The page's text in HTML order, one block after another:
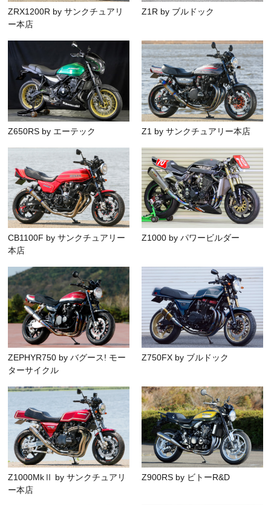
ZRX1200R by サンクチュアリ
ー本店
Z1R by ブルドック
Z650RS by エーテック Z1 by サンクチュアリー本店
CB1100F by サンクチュアリー
本店
Z1000 by パワービルダー
ZEPHYR750 by バグース! モー
ターサイクル
Z750FX by ブルドック
Z1000MkⅡ by サンクチュアリ
ー本店
Z900RS by ビトーR&D